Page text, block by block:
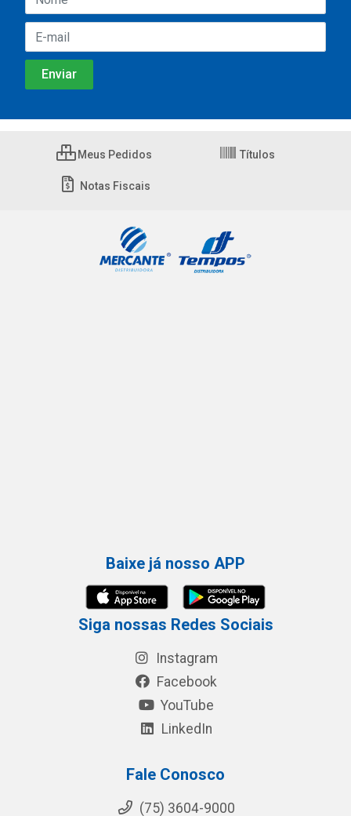
Meus Pedidos Títulos
Notas Fiscais
Baixe já nosso APP
Siga nossas Redes Sociais
Instagram
Facebook
YouTube
LinkedIn
Fale Conosco
(75) 3604-9000